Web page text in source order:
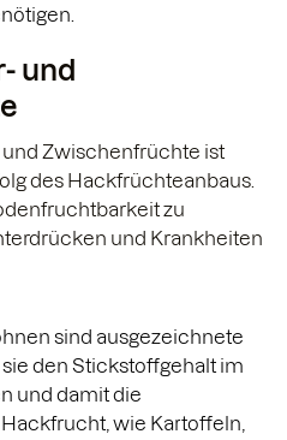
und
und Zwischenfrüchte ist
des Hackfrüchteanbaus.
zu
und Krankheiten
sind ausgezeichnete
den Stickstoffgehalt im
und damit die
wie Kartoffeln,